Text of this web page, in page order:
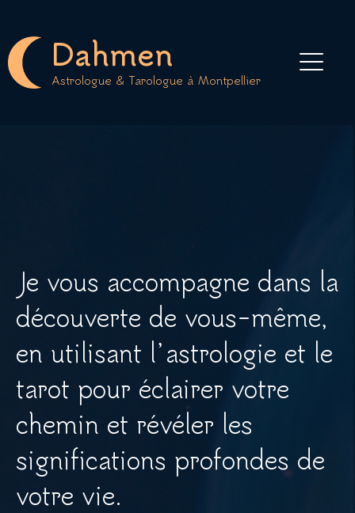
contenu
Dahmen
Astrologue & Tarologue à Montpellier
Je vous accompagne dans la
découverte de vous-même,
en utilisant l’astrologie et le
tarot pour éclairer votre
chemin et révéler les
significations profondes de
votre vie.